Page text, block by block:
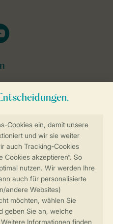
Privatsphäre
Buchung